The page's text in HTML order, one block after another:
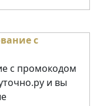
с промокодом
и вы